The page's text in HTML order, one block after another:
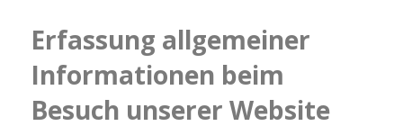
Erfassung allgemeiner
Informationen beim
Besuch unserer Website